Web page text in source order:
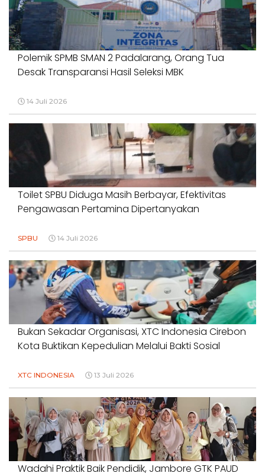
Polemik SPMB SMAN 2 Padalarang, Orang Tua
Desak Transparansi Hasil Seleksi MBK
14 Juli 2026
Toilet SPBU Diduga Masih Berbayar, Efektivitas
Pengawasan Pertamina Dipertanyakan
SPBU 14 Juli 2026
Bukan Sekadar Organisasi, XTC Indonesia Cirebon
Kota Buktikan Kepedulian Melalui Bakti Sosial
XTC INDONESIA 13 Juli 2026
Wadahi Praktik Baik Pendidik, Jambore GTK PAUD